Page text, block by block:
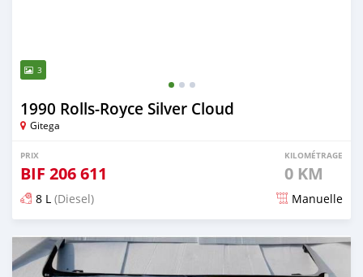
3
1990 Rolls-Royce Silver Cloud
Gitega
PRIX
BIF 206 611
KILOMÉTRAGE
0 KM
8 L (Diesel) Manuelle
Publié il y a 19 jours